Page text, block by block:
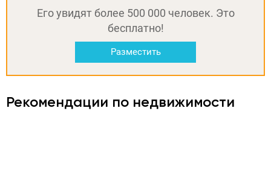
Его увидят более 500 000 человек. Это
бесплатно!
Разместить
Рекомендации по недвижимости